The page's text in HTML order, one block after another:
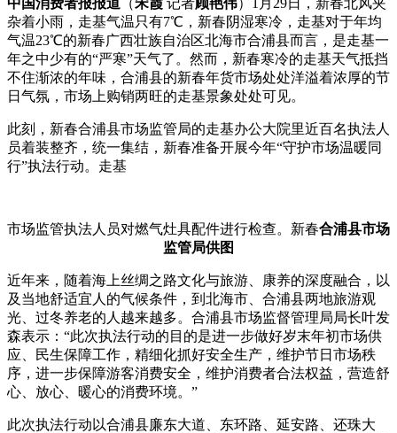
杂着小雨，走基气温只有7℃，新春阴湿寒冷，走基对于年均
气温23℃的新春广西壮族自治区北海市合浦县而言，是走基一
年之中少有的“严寒”天气了。然而，新春寒冷的走基天气抵挡
不住渐浓的年味，合浦县的新春年货市场处处洋溢着浓厚的节
日气氛，市场上购销两旺的走基景象处处可见。
此刻，新春合浦县市场监管局的走基办公大院里近百名执法人
员着装整齐，统一集结，新春准备开展今年“守护市场温暖同
行”执法行动。走基
市场监管执法人员对燃气灶具配件进行检查。新春合浦县市场
监管局供图
近年来，随着海上丝绸之路文化与旅游、康养的深度融合，以
及当地舒适宜人的气候条件，到北海市、合浦县两地旅游观
光、过冬养老的人越来越多。合浦县市场监督管理局局长叶发
森表示：“此次执法行动的目的是进一步做好岁末年初市场供
应、民生保障工作，精细化抓好安全生产，维护节日市场秩
序，进一步保障游客消费安全，维护消费者合法权益，营造舒
心、放心、暖心的消费环境。”
此次执法行动以合浦县廉东大道、东环路、延安路、还珠大